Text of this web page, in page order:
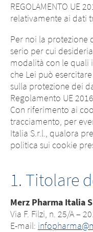
REGOLAMENTO UE
relativamente ai dati
Per noi la protezione
serio per cui
modalità con le quali
che Lei può
sulla protezione dei
Regolamento UE
Con riferimento ai
tracciamento, per
Italia S.r.l., qualora
politica sui cookie
1. Titolare
Merz Pharma Italia
Via F. Filzi, n. 25/A –
E-mail: